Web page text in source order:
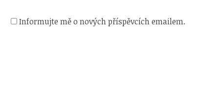
Informujte mě o nových příspěvcích emailem.